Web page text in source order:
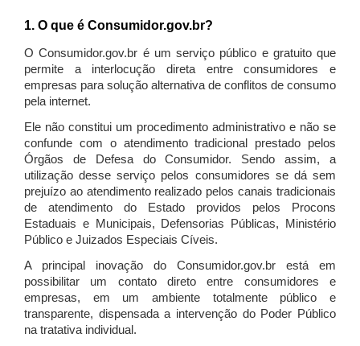
1. O que é Consumidor.gov.br?
O Consumidor.gov.br é um serviço público e gratuito que
permite a interlocução direta entre consumidores e
empresas para solução alternativa de conflitos de consumo
pela internet.
Ele não constitui um procedimento administrativo e não se
confunde com o atendimento tradicional prestado pelos
Órgãos de Defesa do Consumidor. Sendo assim, a
utilização desse serviço pelos consumidores se dá sem
prejuízo ao atendimento realizado pelos canais tradicionais
de atendimento do Estado providos pelos Procons
Estaduais e Municipais, Defensorias Públicas, Ministério
Público e Juizados Especiais Cíveis.
A principal inovação do Consumidor.gov.br está em
possibilitar um contato direto entre consumidores e
empresas, em um ambiente totalmente público e
transparente, dispensada a intervenção do Poder Público
na tratativa individual.